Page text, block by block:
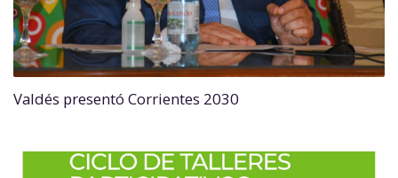
Valdés presentó Corrientes 2030